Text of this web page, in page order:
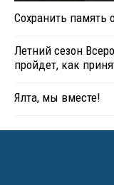
Сохранить память
Летний сезон
пройдет, как
Ялта, мы вместе!